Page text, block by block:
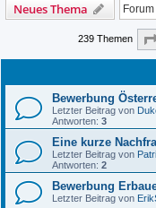
Neues Thema
239 Themen
Bewerbung
Letzter Beitrag von
Antworten: 3
Eine kurze
Letzter Beitrag von
Antworten: 2
Bewerbung
Letzter Beitrag von